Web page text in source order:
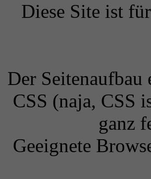
Diese Site ist
Der
CSS (naja, CSS
ganz
Geeignete